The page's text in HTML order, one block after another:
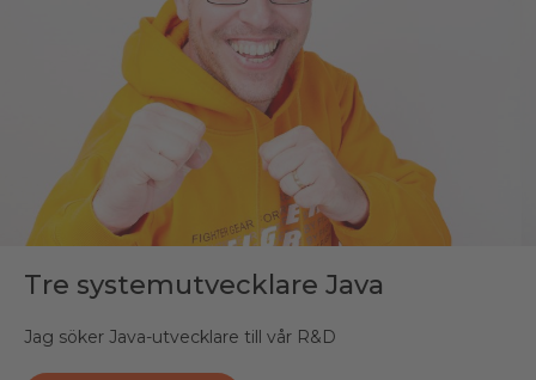
Tre systemutvecklare Java
Jag söker Java-utvecklare till vår R&D